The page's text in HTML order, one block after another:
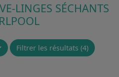
LINGES SÉCHANTS
Filtrer les résultats (4)